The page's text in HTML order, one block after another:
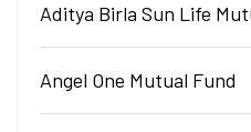
Aditya Birla Sun Life
Angel One Mutual Fund